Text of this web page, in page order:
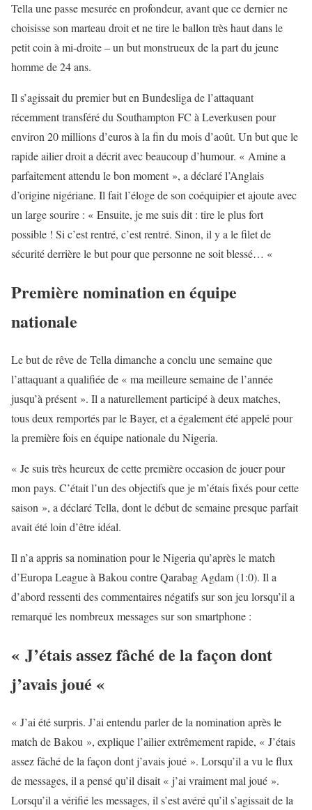
Tella une passe mesurée en profondeur, avant que ce dernier ne
choisisse son marteau droit et ne tire le ballon très haut dans le
petit coin à mi-droite – un but monstrueux de la part du jeune
homme de 24 ans.
Il s’agissait du premier but en Bundesliga de l’attaquant
récemment transféré du Southampton FC à Leverkusen pour
environ 20 millions d’euros à la fin du mois d’août. Un but que le
rapide ailier droit a décrit avec beaucoup d’humour. « Amine a
parfaitement attendu le bon moment », a déclaré l’Anglais
d’origine nigériane. Il fait l’éloge de son coéquipier et ajoute avec
un large sourire : « Ensuite, je me suis dit : tire le plus fort
possible ! Si c’est rentré, c’est rentré. Sinon, il y a le filet de
sécurité derrière le but pour que personne ne soit blessé… «
Première nomination en équipe
nationale
Le but de rêve de Tella dimanche a conclu une semaine que
l’attaquant a qualifiée de « ma meilleure semaine de l’année
jusqu’à présent ». Il a naturellement participé à deux matches,
tous deux remportés par le Bayer, et a également été appelé pour
la première fois en équipe nationale du Nigeria.
« Je suis très heureux de cette première occasion de jouer pour
mon pays. C’était l’un des objectifs que je m’étais fixés pour cette
saison », a déclaré Tella, dont le début de semaine presque parfait
avait été loin d’être idéal.
Il n’a appris sa nomination pour le Nigeria qu’après le match
d’Europa League à Bakou contre Qarabag Agdam (1:0). Il a
d’abord ressenti des commentaires négatifs sur son jeu lorsqu’il a
remarqué les nombreux messages sur son smartphone :
« J’étais assez fâché de la façon dont
j’avais joué «
« J’ai été surpris. J’ai entendu parler de la nomination après le
match de Bakou », explique l’ailier extrêmement rapide, « J’étais
assez fâché de la façon dont j’avais joué ». Lorsqu’il a vu le flux
de messages, il a pensé qu’il disait « j’ai vraiment mal joué ».
Lorsqu’il a vérifié les messages, il s’est avéré qu’il s’agissait de la